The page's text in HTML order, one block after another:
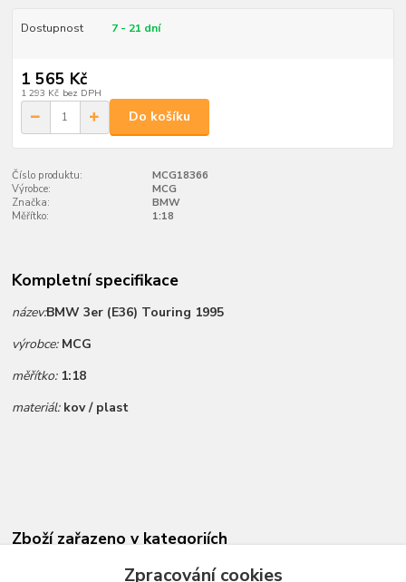
Dostupnost 7 - 21 dní
1 565 Kč
1 293 Kč bez DPH
Do košíku
Číslo produktu:
MCG18366
Výrobce:
MCG
Značka:
BMW
Měřítko:
1:18
Kompletní specifikace
název:BMW 3er (E36) Touring 1995
výrobce: MCG
měřítko: 1:18
materiál: kov / plast
Zboží zařazeno v kategoriích
Novinky dle data přidáníZpracování cookies